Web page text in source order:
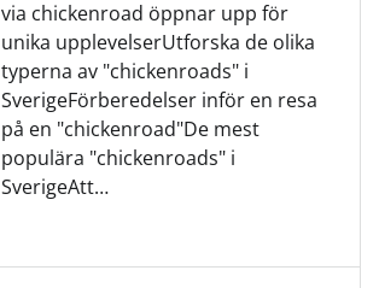
via chickenroad öppnar upp för
unika upplevelserUtforska de olika
typerna av "chickenroads" i
SverigeFörberedelser inför en resa
på en "chickenroad"De mest
populära "chickenroads" i
SverigeAtt…